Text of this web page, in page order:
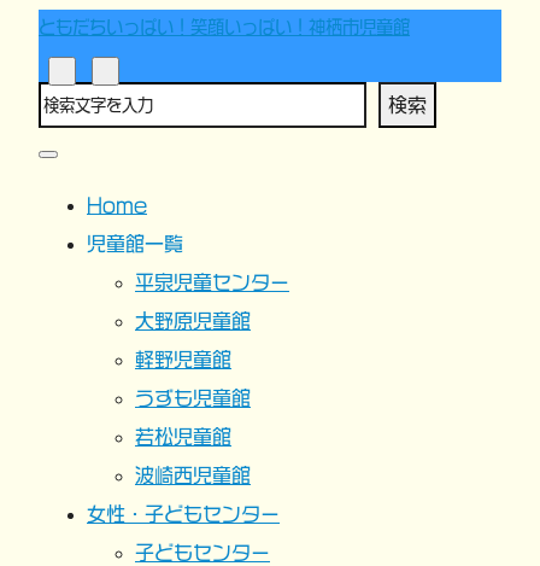
ともだちいっぱい！笑顔いっぱい！神栖市児童館
検索
Home
児童館一覧
平泉児童センター
大野原児童館
軽野児童館
うずも児童館
若松児童館
波崎西児童館
女性・子どもセンター
子どもセンター